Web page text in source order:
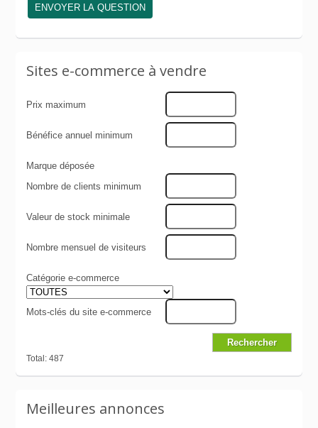
Sites e-commerce à vendre
Prix maximum
Bénéfice annuel minimum
Marque déposée
Nombre de clients minimum
Valeur de stock minimale
Nombre mensuel de visiteurs
Catégorie e-commerce
Mots-clés du site e-commerce
Total: 487
Meilleures annonces